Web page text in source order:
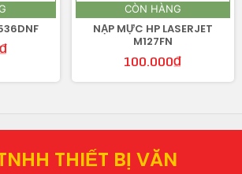
₫
CÒN HÀNG
NẠP MỰC HP LASERJET
M127FN
100.000₫
THIẾT BỊ VĂN